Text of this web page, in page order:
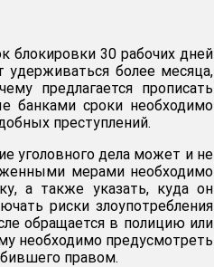
блокировки 30 рабочих дней
удерживаться более месяца,
предлагается прописать
банками сроки необходимо
преступлений.
уголовного дела может и не
мерами необходимо
а также указать, куда он
риски злоупотребления
обращается в полицию или
необходимо предусмотреть
правом.